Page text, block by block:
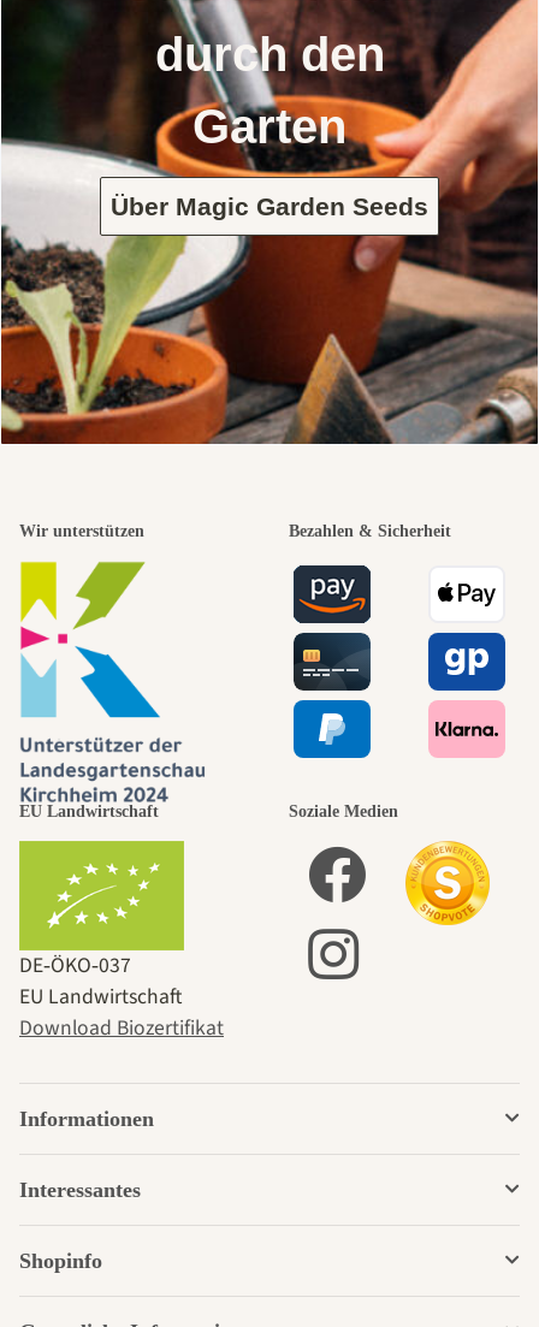
durch den
Garten
Über Magic Garden Seeds
Wir unterstützen Bezahlen & Sicherheit
EU Landwirtschaft
DE‑ÖKO‑037
EU Landwirtschaft
Download Biozertifikat
Soziale Medien
Informationen
Interessantes
Shopinfo